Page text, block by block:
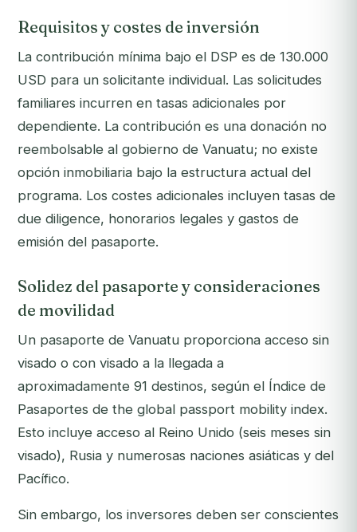
Requisitos y costes de inversión
La contribución mínima bajo el DSP es de 130.000
USD para un solicitante individual. Las solicitudes
familiares incurren en tasas adicionales por
dependiente. La contribución es una donación no
reembolsable al gobierno de Vanuatu; no existe
opción inmobiliaria bajo la estructura actual del
programa. Los costes adicionales incluyen tasas de
due diligence, honorarios legales y gastos de
emisión del pasaporte.
Solidez del pasaporte y consideraciones
de movilidad
Un pasaporte de Vanuatu proporciona acceso sin
visado o con visado a la llegada a
aproximadamente 91 destinos, según el Índice de
Pasaportes de the global passport mobility index.
Esto incluye acceso al Reino Unido (seis meses sin
visado), Rusia y numerosas naciones asiáticas y del
Pacífico.
Sin embargo, los inversores deben ser conscientes